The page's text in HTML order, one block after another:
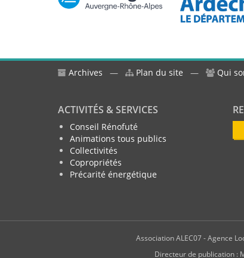
Archives — Plan du site — Qui
ACTIVITÉS & SERVICES
Conseil Rénofuté
Animations tous publics
Collectivités
Copropriétés
Précarité énergétique
Association ALEC07 - Agence
Directeur de publication :